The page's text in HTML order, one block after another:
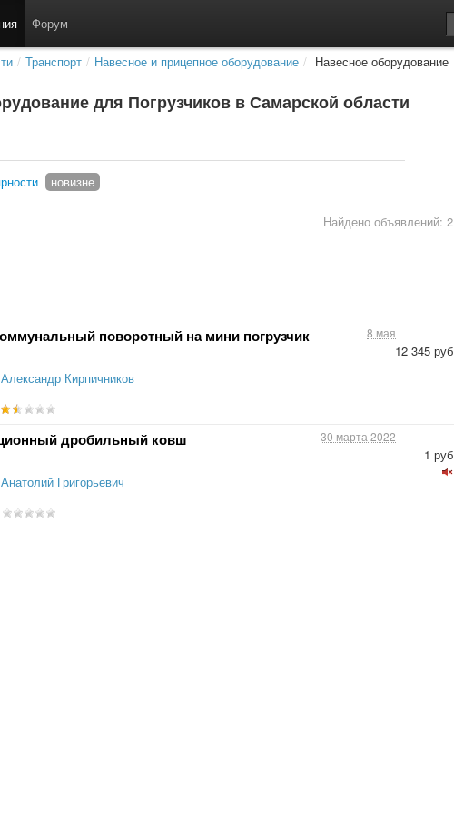
Форум
/ Транспорт / Навесное и прицепное оборудование / Навесное оборудование
для Погрузчиков в Самарской области
новизне
Найдено объявлений: 2
поворотный на мини погрузчик 8 мая
12 345 руб
Александр Кирпичников
дробильный ковш 30 марта 2022
1 руб
Анатолий Григорьевич